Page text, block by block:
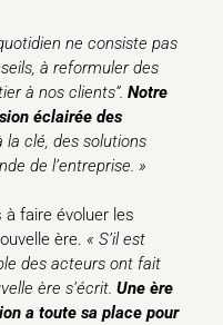
ne consiste pas
à reformuler des
à nos clients”. Notre
éclairée des
la clé, des solutions
de l’entreprise. »
à faire évoluer les
ère. « S’il est
des acteurs ont fait
ère s’écrit. Une ère
a toute sa place pour